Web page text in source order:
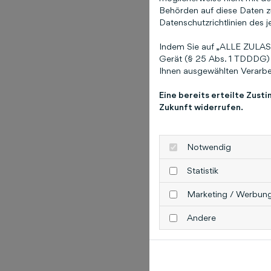
Behörden auf diese Daten
Datenschutzrichtlinien des
Indem Sie auf „ALLE
Gerät (§ 25 Abs. 1
Ihnen ausgewählten
Eine bereits erteilte
Zukunft widerrufen.
Notwendig
Statistik
Marketing /
Andere